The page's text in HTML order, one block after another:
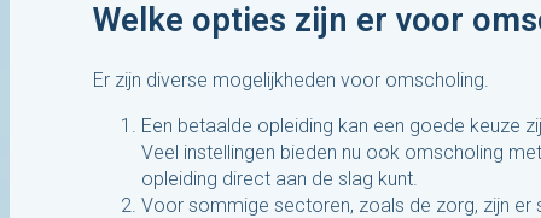
Welke opties zijn er voor
Er zijn diverse mogelijkheden voor omscholing.
Een betaalde opleiding kan een goede keuze
Veel instellingen bieden nu ook omscholing
opleiding direct aan de slag kunt.
Voor sommige sectoren, zoals de zorg, zijn